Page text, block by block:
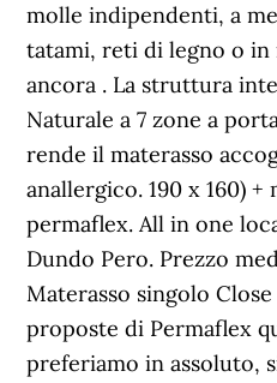
molle indipendenti, a
tatami, reti di legno o
ancora . La struttura
Naturale a 7 zone a
rende il materasso
anallergico. 190 x 160)
permaflex. All in one
Dundo Pero. Prezzo
Materasso singolo
proposte di Permaflex
preferiamo in assoluto,